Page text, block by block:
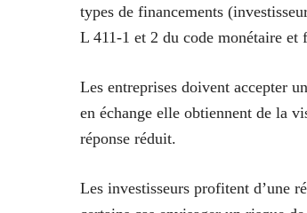
types de financements
L 411-1 et 2 du code monétaire et
Les entreprises doivent accepter
en échange elle obtiennent de la
réponse réduit.
Les investisseurs profitent d’une